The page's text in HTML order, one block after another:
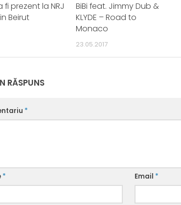
fi prezent la NRJ
Beirut
BiBi feat. Jimmy Dub &
KLYDE – Road to
Monaco
23.05.2017
RĂSPUNS
*
* Email *